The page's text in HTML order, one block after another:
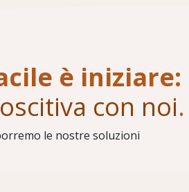
è iniziare:
con noi.
le nostre soluzioni